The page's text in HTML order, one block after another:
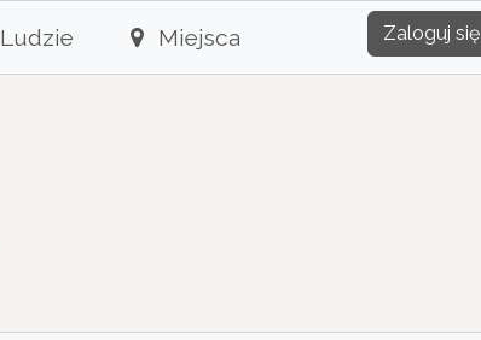
Ludzie Miejsca Zaloguj się